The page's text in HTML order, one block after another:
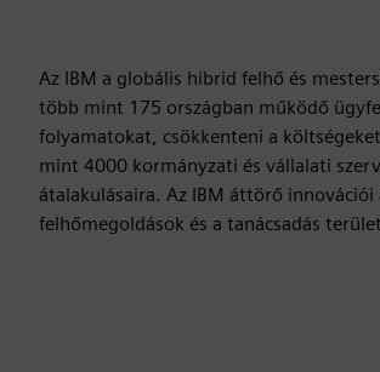
Az IBM a globális hibrid felhő és
több mint 175 országban működő
folyamatokat, csökkenteni a
mint 4000 kormányzati és vállalati
átalakulásaira. Az IBM áttörő innovációi
felhőmegoldások és a tanácsadás